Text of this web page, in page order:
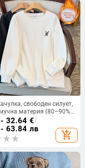
свободен силует,
материя (80–90%
деколте, дълги
жените, есенно-зимно
32.64 €/
63.84 лв
add_shopping_cart